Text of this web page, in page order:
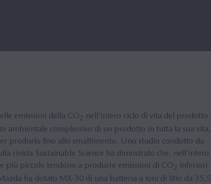
emissioni della CO2 nell’intero ciclo di vita del prodotto
ambientale complessivo di un prodotto in tutta la sua vita,
produrlo fino allo smaltimento. Uno studio condotto da
rivista Sustainable Science ha dimostrato che, nell’intero
più piccole tendono a produrre emissioni di CO2 inferiori
ha dotato MX-30 di una batteria a ioni di litio da 35,5